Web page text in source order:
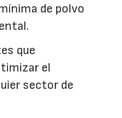
de polvo
que
el
sector de